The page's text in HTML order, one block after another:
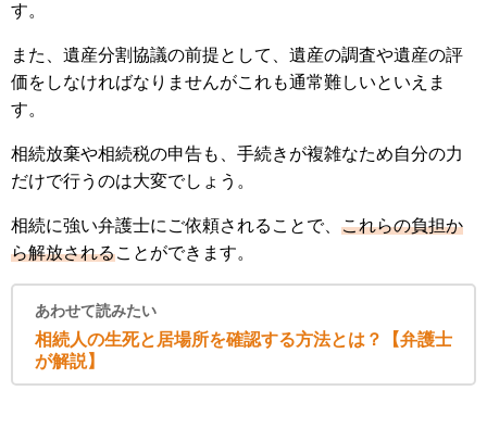
す。
また、遺産分割協議の前提として、遺産の調査や遺産の評
価をしなければなりませんがこれも通常難しいといえま
す。
相続放棄や相続税の申告も、手続きが複雑なため自分の力
だけで行うのは大変でしょう。
相続に強い弁護士にご依頼されることで、 これらの負担か
ら解放されることができます。
あわせて読みたい
相続人の生死と居場所を確認する方法とは？【弁護士
が解説】